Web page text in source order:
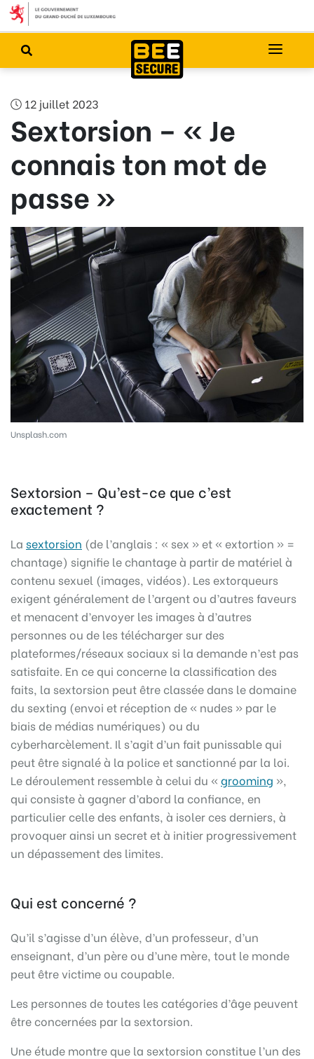
12 juillet 2023
Sextorsion – « Je
connais ton mot de
passe »
Unsplash.com
Sextorsion – Qu’est-ce que c’est
exactement ?
La sextorsion (de l’anglais : « sex » et « extortion » =
chantage) signifie le chantage à partir de matériel à
contenu sexuel (images, vidéos). Les extorqueurs
exigent généralement de l’argent ou d’autres faveurs
et menacent d’envoyer les images à d’autres
personnes ou de les télécharger sur des
plateformes/réseaux sociaux si la demande n’est pas
satisfaite. En ce qui concerne la classification des
faits, la sextorsion peut être classée dans le domaine
du sexting (envoi et réception de « nudes » par le
biais de médias numériques) ou du
cyberharcèlement. Il s’agit d’un fait punissable qui
peut être signalé à la police et sanctionné par la loi.
Le déroulement ressemble à celui du « grooming »,
qui consiste à gagner d’abord la confiance, en
particulier celle des enfants, à isoler ces derniers, à
provoquer ainsi un secret et à initier progressivement
un dépassement des limites.
Qui est concerné ?
Qu’il s’agisse d’un élève, d’un professeur, d’un
enseignant, d’un père ou d’une mère, tout le monde
peut être victime ou coupable.
Les personnes de toutes les catégories d’âge peuvent
être concernées par la sextorsion.
Une étude montre que la sextorsion constitue l’un des